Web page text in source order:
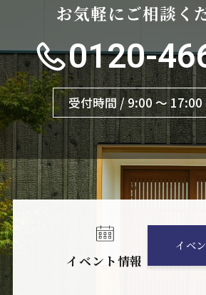
お気軽にご相談く
0120-
受付時間 / 9:00 〜 17:00
イベント情報
イベ